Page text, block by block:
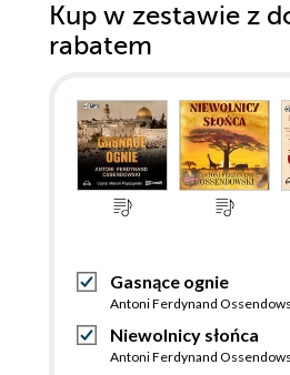
Kup w zestawie z
rabatem
Gasnące ognie
Antoni Ferdynand
Niewolnicy słońca
Antoni Ferdynand